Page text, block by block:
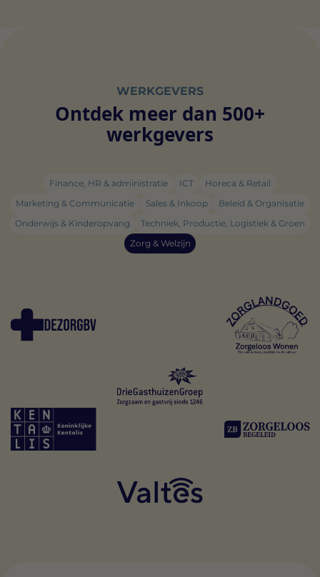
WERKGEVERS
Ontdek meer dan 500+
werkgevers
Finance, HR & administratie ICT
Horeca & Retail
Marketing & Communicatie
Sales & Inkoop
Beleid & Organisatie
Onderwijs & Kinderopvang
Techniek, Productie, Logistiek & Groen
Zorg & Welzijn